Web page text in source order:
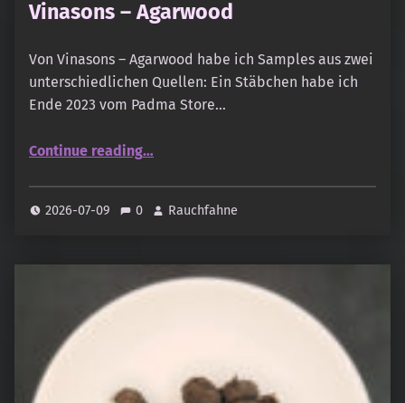
Vinasons – Agarwood
Von Vinasons – Agarwood habe ich Samples aus zwei
unterschiedlichen Quellen: Ein Stäbchen habe ich
Ende 2023 vom Padma Store…
Continue reading…
2026-07-09 0 Rauchfahne